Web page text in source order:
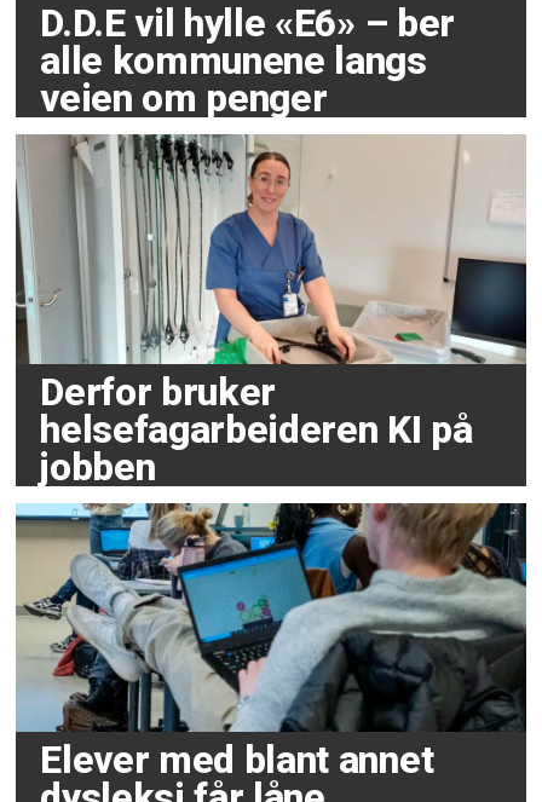
D.D.E vil hylle «E6» – ber
alle kommunene langs
veien om penger
Derfor bruker
helsefagarbeideren KI på
jobben
Elever med blant annet